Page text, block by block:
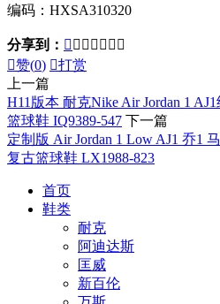
编码：HXSA310320
分享到：       
赞(0) 打赏
上一篇
H11版本 耐克Nike Air Jordan 1
篮球鞋 IQ9389-547 下一篇
定制版 Air Jordan 1 Low AJ1 乔1
复古篮球鞋 LX1988-823
首页
鞋类
耐克
阿迪达斯
匡威
新百伦